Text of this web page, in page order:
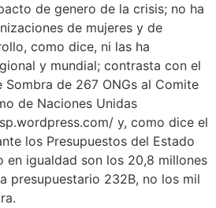
de genero de la crisis; no ha
de mujeres y de
como dice, ni las ha
y mundial; contrasta con el
de 267 ONGs al Comite
de Naciones Unidas
y, como dice el
los Presupuestos del Estado
en igualdad son los 20,8 millones
presupuestario 232B, no los mil